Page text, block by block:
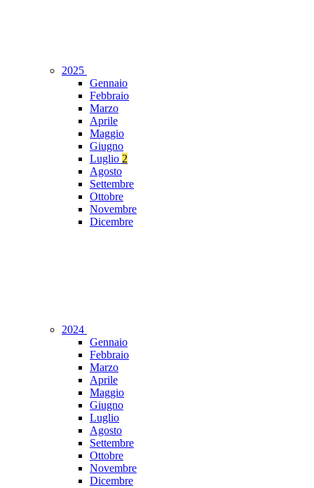
2025
Gennaio
Febbraio
Marzo
Aprile
Maggio
Giugno
Luglio 2
Agosto
Settembre
Ottobre
Novembre
Dicembre
2024
Gennaio
Febbraio
Marzo
Aprile
Maggio
Giugno
Luglio
Agosto
Settembre
Ottobre
Novembre
Dicembre